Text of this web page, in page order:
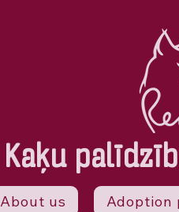
Kaķu
About us Adoption